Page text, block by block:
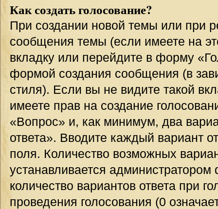
Как создать голосование?
При создании новой темы или при
сообщения темы (если имеете на
вкладку или перейдите в форму
формой создания сообщения (в
стиля). Если вы не видите такой
имеете прав на создание
«Вопрос» и, как минимум, два
ответа». Вводите каждый вариант
поля. Количество возможных
устанавливается
количество вариантов ответа при
проведения голосования (0